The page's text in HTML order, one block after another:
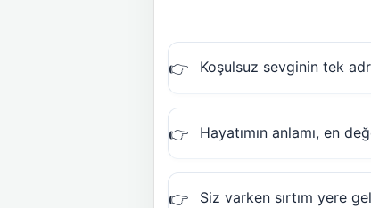
Koşulsuz sevginin tek
Hayatımın anlamı, en
Siz varken sırtım yere